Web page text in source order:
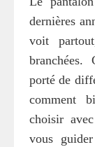
dernières
voit
branchées.
porté de
comment
choisir
vous